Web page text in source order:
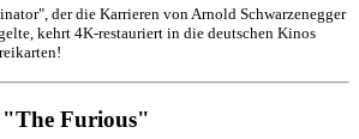
der die Karrieren von Arnold Schwarzenegger
kehrt 4K-restauriert in die deutschen Kinos
Furious"